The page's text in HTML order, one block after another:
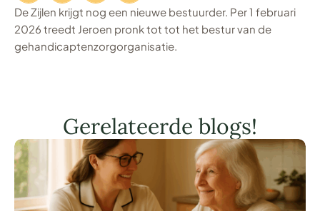
De Zijlen krijgt nog een nieuwe bestuurder. Per 1 februari
2026 treedt Jeroen pronk tot tot het bestur van de
gehandicaptenzorgorganisatie.
Gerelateerde blogs!